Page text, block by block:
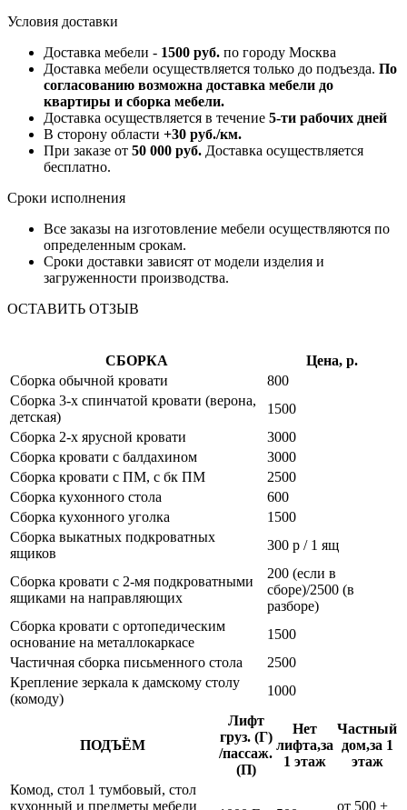
Условия доставки
Доставка мебели - 1500 руб. по городу Москва
Доставка мебели осуществляется только до подъезда. По
согласованию возможна доставка мебели до
квартиры и сборка мебели.
Доставка осуществляется в течение 5-ти рабочих дней
В сторону области +30 руб./км.
При заказе от 50 000 руб. Доставка осуществляется
бесплатно.
Сроки исполнения
Все заказы на изготовление мебели осуществляются по
определенным срокам.
Сроки доставки зависят от модели изделия и
загруженности производства.
ОСТАВИТЬ ОТЗЫВ
СБОРКА
Цена, р.
Сборка обычной кровати
800
Сборка 3-х спинчатой кровати (верона,
детская)
1500
Сборка 2-х ярусной кровати
3000
Сборка кровати с балдахином
3000
Сборка кровати с ПМ, с бк ПМ
2500
Сборка кухонного стола
600
Сборка кухонного уголка
1500
Сборка выкатных подкроватных
ящиков
300 р / 1 ящ
Сборка кровати с 2-мя подкроватными
ящиками на направляющих
200 (если в
сборе)/2500 (в
разборе)
Сборка кровати с ортопедическим
основание на металлокаркасе
1500
Частичная сборка письменного стола
2500
Крепление зеркала к дамскому столу
(комоду)
1000
ПОДЪЁМ
Лифт
груз. (Г)
/пассаж.
(П)
Нет
лифта,за
1 этаж
Частный
дом,за 1
этаж
Комод, стол 1 тумбовый, стол
кухонный и предметы мебели
от 500 +